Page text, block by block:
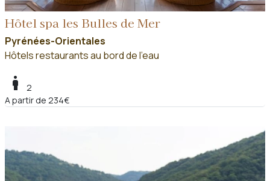
Hôtel spa les Bulles de Mer
Pyrénées-Orientales
Hôtels restaurants au bord de l'eau
boy
2
A partir de 234€